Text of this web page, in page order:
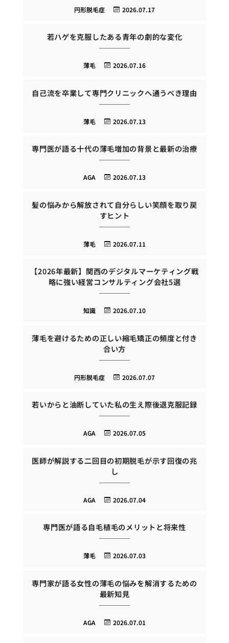
2026.07.17
円形脱毛症
若ハゲを克服したある青年の劇的な変化
2026.07.16
薄毛
自己流を卒業して専門クリニックへ通うべき理由
2026.07.13
薄毛
専門医が語る十代の薄毛増加の背景と最新の治療
2026.07.13
AGA
髪の悩みから解放されて自分らしい笑顔を取り戻
すヒント
2026.07.11
薄毛
【2026年最新】関西のデジタルマーケティング戦
略に強い経営コンサルティング会社5選
2026.07.10
知識
薄毛を避けるための正しい縮毛矯正の頻度と付き
合い方
2026.07.07
円形脱毛症
若いからと油断していた私の生え際後退克服記録
2026.07.05
AGA
医師が解説する二回目の初期脱毛が示す回復の兆
し
2026.07.04
AGA
専門医が語る自毛植毛のメリットと将来性
2026.07.03
薄毛
専門家が語る女性の薄毛の悩みを解消するための
最新知見
2026.07.01
AGA